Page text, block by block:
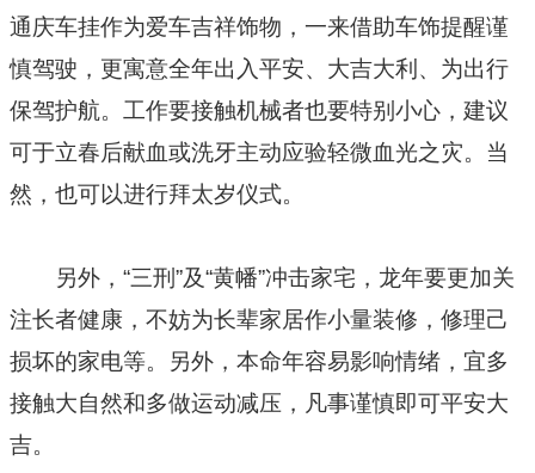
通庆车挂作为爱车吉祥饰物，一来借助车饰提醒谨
慎驾驶，更寓意全年出入平安、大吉大利、为出行
保驾护航。工作要接触机械者也要特别小心，建议
可于立春后献血或洗牙主动应验轻微血光之灾。当
然，也可以进行拜太岁仪式。
另外，“三刑”及“黄幡”冲击家宅，龙年要更加关
注长者健康，不妨为长辈家居作小量装修，修理己
损坏的家电等。另外，本命年容易影响情绪，宜多
接触大自然和多做运动减压，凡事谨慎即可平安大
吉。